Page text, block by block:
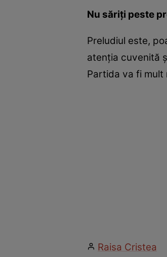
Nu săriţi peste
Preludiul este,
atenţia cuvenită
Partida va fi mult
Raisa Cristea